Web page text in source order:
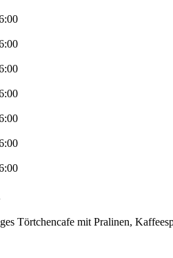
Törtchencafe mit Pralinen,